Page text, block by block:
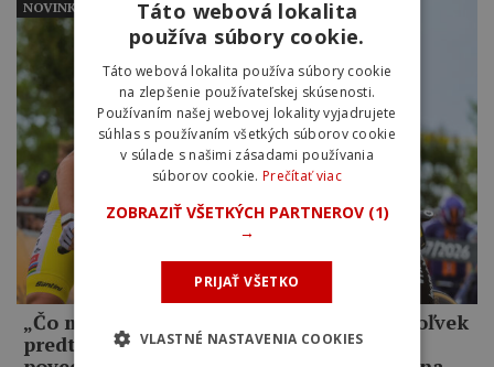
„Čo mám robiť, keď som lepší ako kedykoľvek
predtým, a on mi napriek tomu odíde?,“
NOVINKY
Táto webová lokalita
používa súbory cookie.
Táto webová lokalita používa súbory cookie
na zlepšenie používateľskej skúsenosti.
Používaním našej webovej lokality vyjadrujete
súhlas s používaním všetkých súborov cookie
v súlade s našimi zásadami používania
súborov cookie. Prečítať viac
ZOBRAZIŤ VŠETKÝCH PARTNEROV (1)
→
PRIJAŤ VŠETKO
VLASTNÉ NASTAVENIA COOKIES